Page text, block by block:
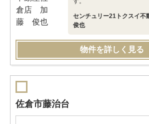
センチュリー21トクスイ
俊也
物件を詳しく見る
佐倉市藤治台